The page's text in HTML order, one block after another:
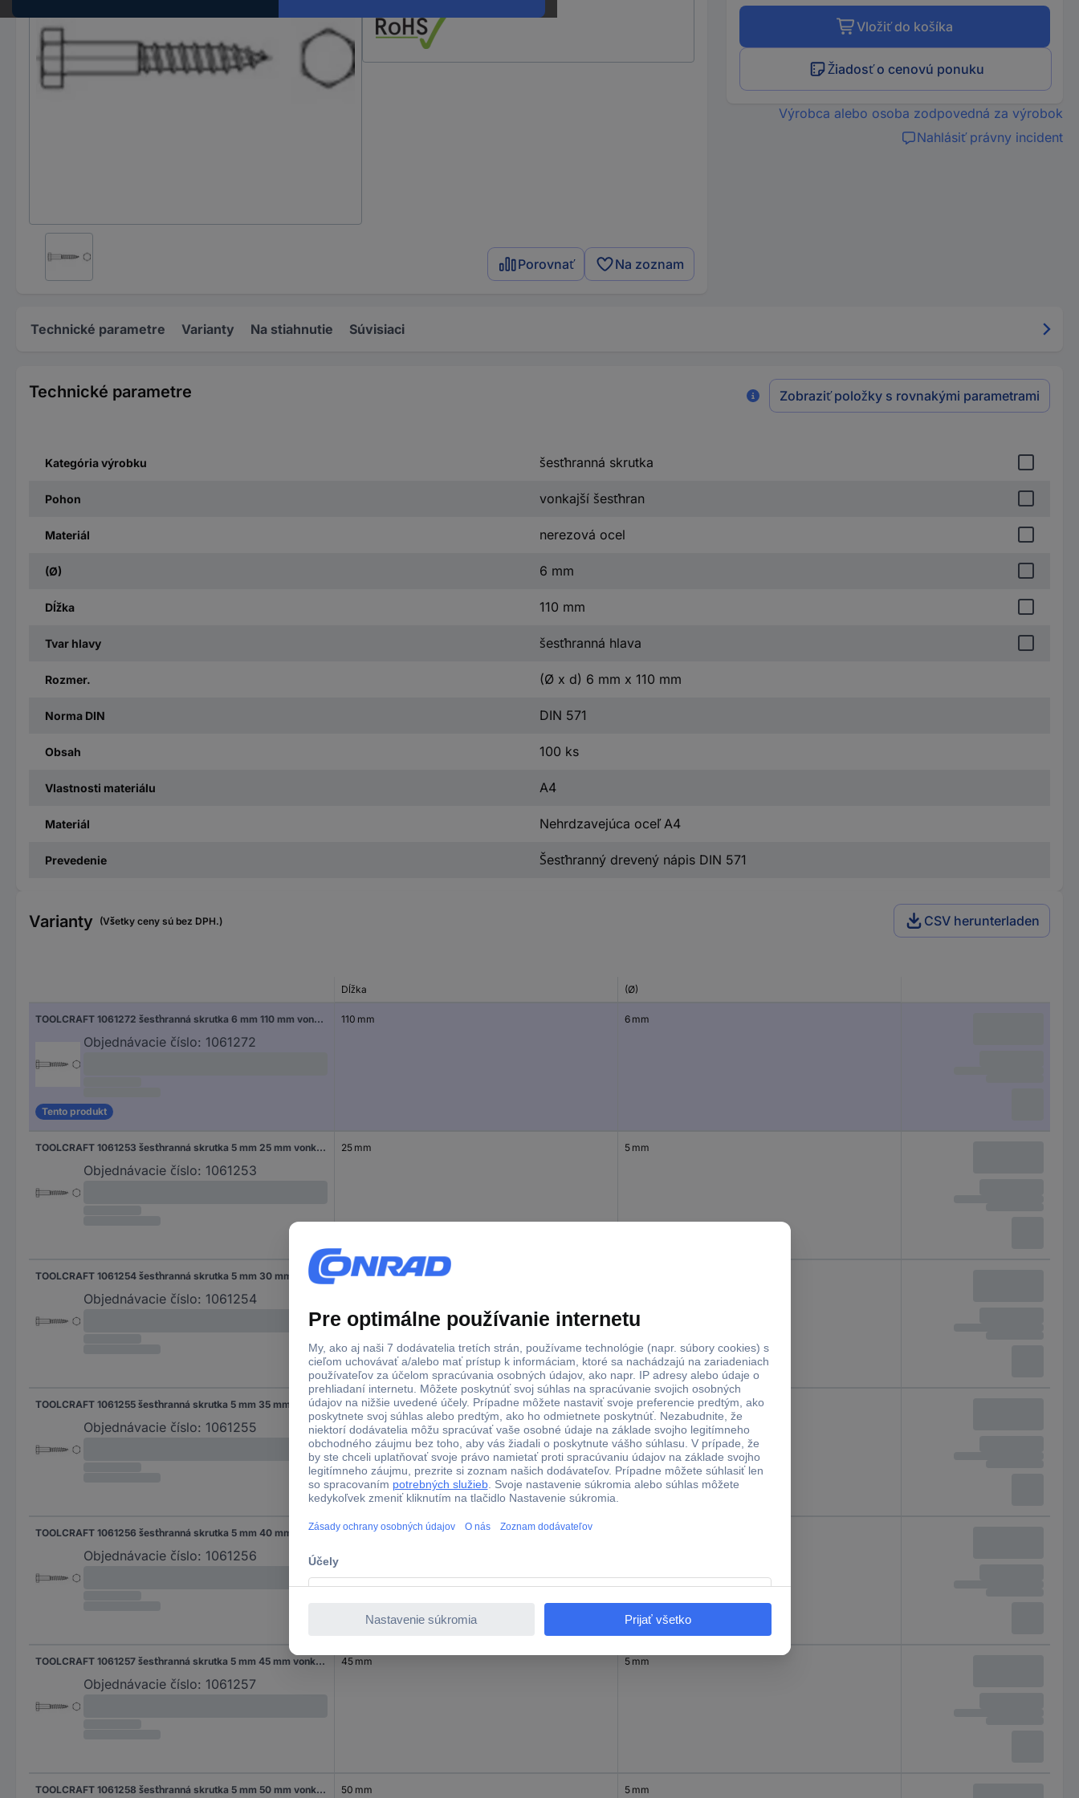
Porovnať Na zoznam
Vložiť do košíka
Žiadosť o cenovú ponuku
Výrobca alebo osoba zodpovedná za výrobok
Nahlásiť právny incident
Technické parametre Varianty Na stiahnutie Súvisiaci
Technické parametre Zobraziť položky s rovnakými parametrami
Kategória výrobku šesťhranná skrutka
Pohon vonkajší šesťhran
Materiál nerezová ocel
(Ø) 6 mm
Dĺžka 110 mm
Tvar hlavy šesťhranná hlava
Rozmer. (Ø x d) 6 mm x 110 mm
Norma DIN DIN 571
Obsah 100 ks
Vlastnosti materiálu A4
Materiál Nehrdzavejúca oceľ A4
Prevedenie Šesťhranný drevený nápis DIN 571
Varianty (Všetky ceny sú bez DPH.) CSV herunterladen
Dĺžka (Ø)
TOOLCRAFT 1061272 šesťhranná skrutka 6 mm 110 mm vonkajší šesťhran DIN 571 nerezová ocel A4 100 ks
Objednávacie číslo: 1061272
Tento produkt
110 mm 6 mm
TOOLCRAFT 1061253 šesťhranná skrutka 5 mm 25 mm vonkajší šesťhran DIN 571 nerezová ocel A4 200 ks
Objednávacie číslo: 1061253
25 mm 5 mm
TOOLCRAFT 1061254 šesťhranná skrutka 5 mm 30 mm vonkajší šesťhran DIN 571 nerezová ocel A4 200 ks
Objednávacie číslo: 1061254
30 mm
TOOLCRAFT 1061255 šesťhranná skrutka 5 mm 35 mm vonkajší šesťhran DIN 571 nerezová ocel A4 200 ks
Objednávacie číslo: 1061255
35 mm 5 mm
TOOLCRAFT 1061256 šesťhranná skrutka 5 mm 40 mm vonkajší šesťhran DIN 571 nerezová ocel A4 200 ks
Objednávacie číslo: 1061256
40 mm
TOOLCRAFT 1061257 šesťhranná skrutka 5 mm 45 mm vonkajší šesťhran DIN 571 nerezová ocel A4 200 ks
Objednávacie číslo: 1061257
45 mm 5 mm
TOOLCRAFT 1061258 šesťhranná skrutka 5 mm 50 mm vonkajší šesťhran DIN 571 nerezová ocel A4 200 ks 50 mm 5 mm